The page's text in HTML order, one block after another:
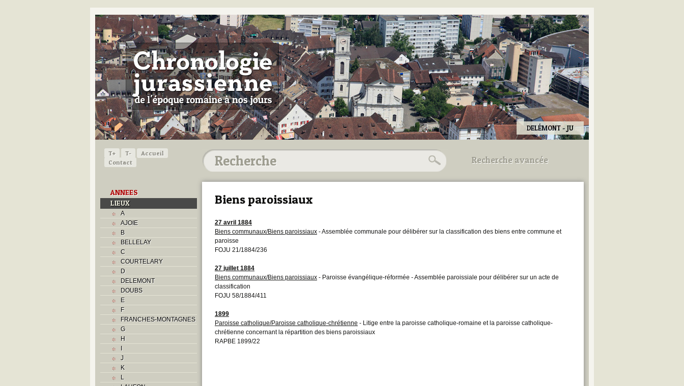
DELÉMONT - JU
T+ T-
Accueil
Contact
ANNEES
LIEUX
A
AJOIE
B
BELLELAY
C
COURTELARY
D
DELEMONT
DOUBS
E
F
FRANCHES-MONTAGNES
G
H
I
J
K
L
Recherche avancée
Utilisez les champs ci-dessous
Biens paroissiaux
27 avril 1884
Biens communaux/Biens paroissiaux - Assemblée communale pour délibérer sur la classification des biens entre commune et
paroisse
FOJU 21/1884/236
27 juillet 1884
Biens communaux/Biens paroissiaux - Paroisse évangélique-réformée - Assemblée paroissiale pour délibérer sur un acte de
classification
FOJU 58/1884/411
1899
Paroisse catholique/Paroisse catholique-chrétienne - Litige entre la paroisse catholique-romaine et la paroisse catholique-
chrétienne concernant la répartition des biens paroissiaux
RAPBE 1899/22